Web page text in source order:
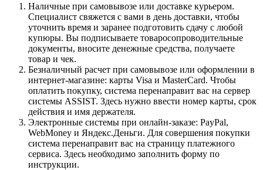
Наличные при самовывозе или доставке курьером.
Специалист свяжется с вами в день доставки, чтобы
уточнить время и заранее подготовить сдачу с любой
купюры. Вы подписываете товаросопроводительные
документы, вносите денежные средства, получаете
товар и чек.
Безналичный расчет при самовывозе или оформлении в
интернет-магазине: карты Visa и MasterCard. Чтобы
оплатить покупку, система перенаправит вас на сервер
системы ASSIST. Здесь нужно ввести номер карты, срок
действия и имя держателя.
Электронные системы при онлайн-заказе: PayPal,
WebMoney и Яндекс.Деньги. Для совершения покупки
система перенаправит вас на страницу платежного
сервиса. Здесь необходимо заполнить форму по
инструкции.